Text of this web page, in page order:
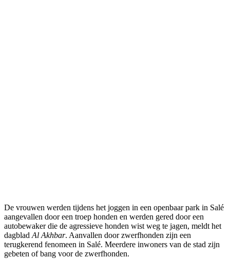
De vrouwen werden tijdens het joggen in een openbaar park in Salé
aangevallen door een troep honden en werden gered door een
autobewaker die de agressieve honden wist weg te jagen, meldt het
dagblad Al Akhbar. Aanvallen door zwerfhonden zijn een
terugkerend fenomeen in Salé. Meerdere inwoners van de stad zijn
gebeten of bang voor de zwerfhonden.